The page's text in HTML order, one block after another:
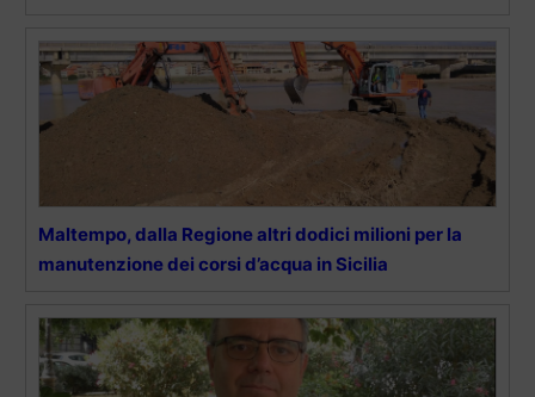
Maltempo, dalla Regione altri dodici milioni per la
manutenzione dei corsi d’acqua in Sicilia